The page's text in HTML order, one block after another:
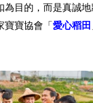
目的，而是真誠
寶協會「 愛心稻田